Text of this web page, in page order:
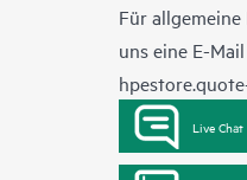
Für allgemeine
uns eine E-
Live Chat